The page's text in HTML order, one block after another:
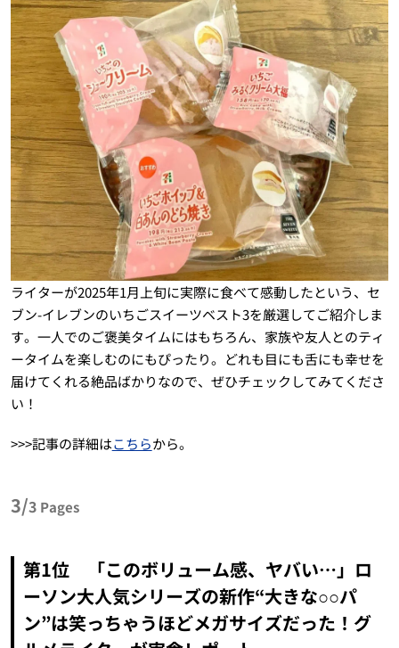
ライターが2025年1月上旬に実際に食べて感動したという、セ
ブン-イレブンのいちごスイーツベスト3を厳選してご紹介しま
す。一人でのご褒美タイムにはもちろん、家族や友人とのティ
ータイムを楽しむのにもぴったり。どれも目にも舌にも幸せを
届けてくれる絶品ばかりなので、ぜひチェックしてみてくださ
い！
>>>記事の詳細はこちらから。
3/3 Pages
第1位 「このボリューム感、ヤバい…」ロ
ーソン大人気シリーズの新作“大きな○○パ
ン”は笑っちゃうほどメガサイズだった！グ